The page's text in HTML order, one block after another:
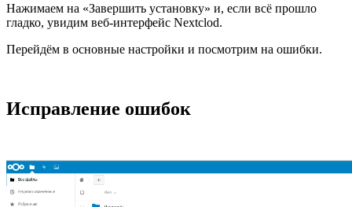
Нажимаем на «Завершить установку» и, если всё прошло
гладко, увидим веб-интерфейс Nextclod.
Перейдём в основные настройки и посмотрим на ошибки.
Исправление ошибок